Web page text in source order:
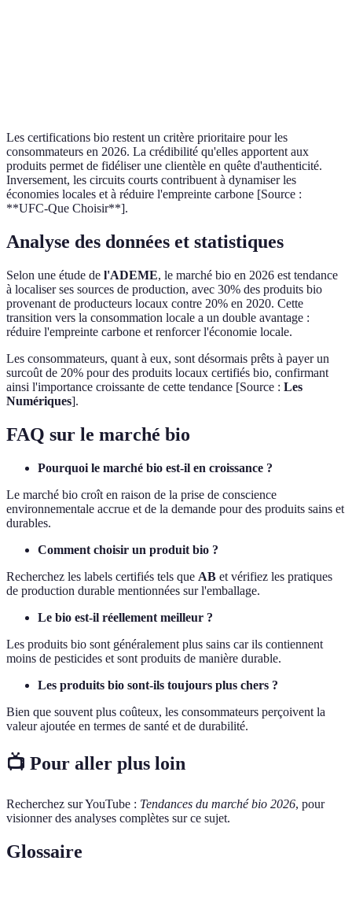
Les certifications bio restent un critère prioritaire pour les
consommateurs en 2026. La crédibilité qu'elles apportent aux
produits permet de fidéliser une clientèle en quête d'authenticité.
Inversement, les circuits courts contribuent à dynamiser les
économies locales et à réduire l'empreinte carbone [Source :
**UFC-Que Choisir**].
Analyse des données et statistiques
Selon une étude de l'ADEME, le marché bio en 2026 est tendance
à localiser ses sources de production, avec 30% des produits bio
provenant de producteurs locaux contre 20% en 2020. Cette
transition vers la consommation locale a un double avantage :
réduire l'empreinte carbone et renforcer l'économie locale.
Les consommateurs, quant à eux, sont désormais prêts à payer un
surcoût de 20% pour des produits locaux certifiés bio, confirmant
ainsi l'importance croissante de cette tendance [Source : Les
Numériques].
FAQ sur le marché bio
Pourquoi le marché bio est-il en croissance ?
Le marché bio croît en raison de la prise de conscience
environnementale accrue et de la demande pour des produits sains et
durables.
Comment choisir un produit bio ?
Recherchez les labels certifiés tels que AB et vérifiez les pratiques
de production durable mentionnées sur l'emballage.
Le bio est-il réellement meilleur ?
Les produits bio sont généralement plus sains car ils contiennent
moins de pesticides et sont produits de manière durable.
Les produits bio sont-ils toujours plus chers ?
Bien que souvent plus coûteux, les consommateurs perçoivent la
valeur ajoutée en termes de santé et de durabilité.
📺 Pour aller plus loin
Recherchez sur YouTube : Tendances du marché bio 2026, pour
visionner des analyses complètes sur ce sujet.
Glossaire